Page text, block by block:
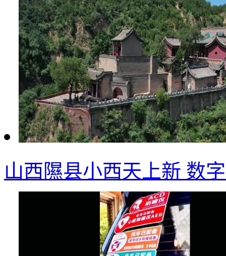
山西隰县小西天上新 数